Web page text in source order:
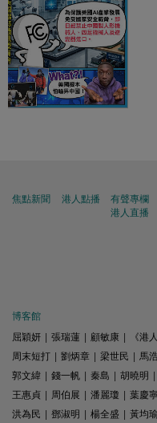
焦點新聞 港人點播
有聲專欄
港人直播
博客館
屈穎妍 | 張瑞蓮 | 顧敏康 | 《港
周末短打 | 劉炳章 | 梁世民 | 馬
郭文緯 | 錢一帆 | 秦島 | 胡曉明 |
王惠貞 | 周伯展 | 潘麗瓊 | 葉慶寧
洪為民 | 鄧淑明 | 楊全盛 | 黃均瑜